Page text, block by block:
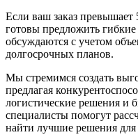
Если ваш заказ
готовы предложить
обсуждаются с учетом
долгосрочных планов.
Мы стремимся создать
предлагая
логистические решения и
специалисты помогут
найти лучшие решения для